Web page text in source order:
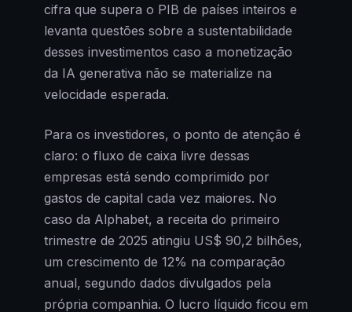
cifra que supera o PIB de países inteiros e
levanta questões sobre a sustentabilidade
desses investimentos caso a monetização
da IA generativa não se materialize na
velocidade esperada.
Para os investidores, o ponto de atenção é
claro: o fluxo de caixa livre dessas
empresas está sendo comprimido por
gastos de capital cada vez maiores. No
caso da Alphabet, a receita do primeiro
trimestre de 2025 atingiu US$ 90,2 bilhões,
um crescimento de 12% na comparação
anual, segundo dados divulgados pela
própria companhia. O lucro líquido ficou em